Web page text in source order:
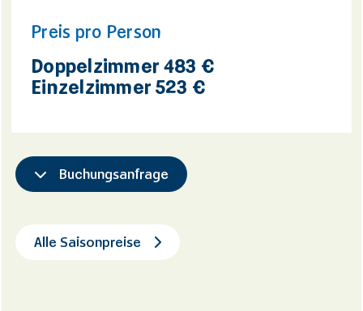
Preis pro Person
Doppelzimmer 483 €
Einzelzimmer 523 €
Buchungsanfrage
Alle Saisonpreise